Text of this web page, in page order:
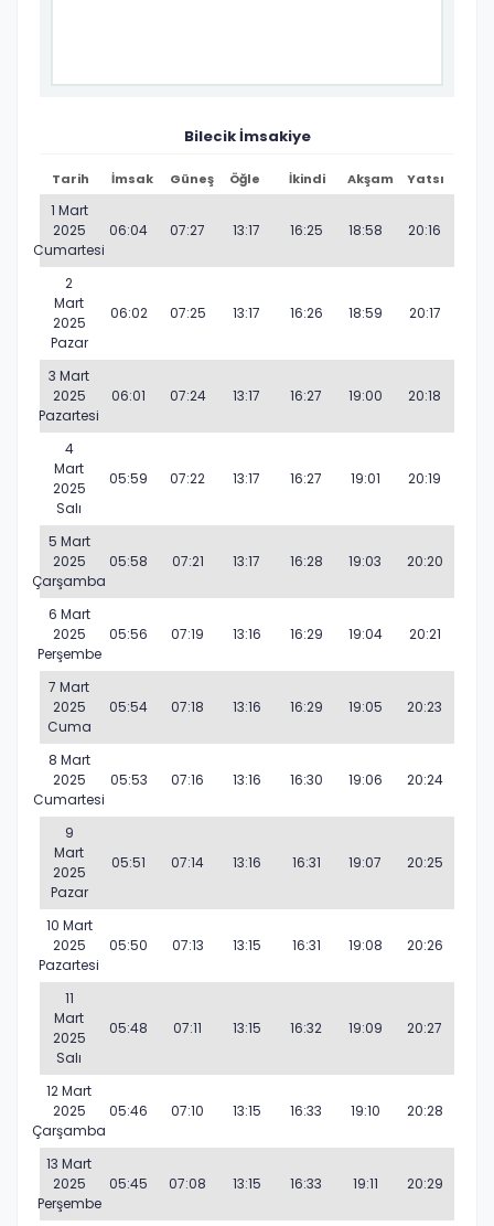
Bilecik İmsakiye
Tarih İmsak Güneş Öğle İkindi Akşam Yatsı
1 Mart
2025
Cumartesi
06:04 07:27 13:17 16:25 18:58 20:16
2
Mart
2025
Pazar
06:02 07:25 13:17 16:26 18:59 20:17
3 Mart
2025
Pazartesi
06:01 07:24 13:17 16:27 19:00 20:18
4
Mart
2025
Salı
05:59 07:22 13:17 16:27 19:01 20:19
5 Mart
2025
Çarşamba
05:58 07:21 13:17 16:28 19:03 20:20
6 Mart
2025
Perşembe
05:56 07:19 13:16 16:29 19:04 20:21
7 Mart
2025
Cuma
05:54 07:18 13:16 16:29 19:05 20:23
8 Mart
2025
Cumartesi
05:53 07:16 13:16 16:30 19:06 20:24
9
Mart
2025
Pazar
05:51 07:14 13:16 16:31 19:07 20:25
10 Mart
2025
Pazartesi
05:50 07:13 13:15 16:31 19:08 20:26
11
Mart
2025
Salı
05:48 07:11 13:15 16:32 19:09 20:27
12 Mart
2025
Çarşamba
05:46 07:10 13:15 16:33 19:10 20:28
13 Mart
2025
Perşembe
05:45 07:08 13:15 16:33 19:11 20:29